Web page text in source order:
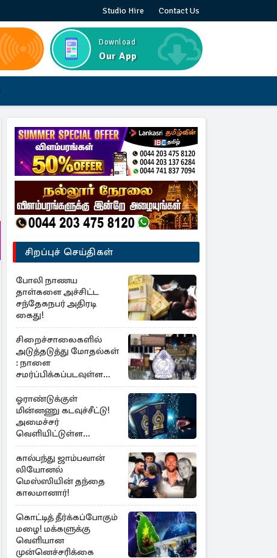
Studio Hire Contact Us
Download
Our App
சிறப்புச் செய்திகள்
போலி நாணய
தாள்களை அச்சிட்ட
சந்தேகநபர் அதிரடி
கைது!
சிறைச்சாலைகளில்
அடுத்தடுத்து மோதல்கள்
: நாளை
சமர்ப்பிக்கப்படவுள்ள
அறிக்கை
ஓராண்டுக்குள்
மின்னணு கடவுச்சீட்டு!
அமைச்சர்
வெளியிட்டுள்ள
அறிவிப்பு
கால்பந்து ஜாம்பவான்
லியோனல்
மெஸ்ஸியின் தந்தை
காலமானார்!
கொட்டித் தீர்க்கப்போகும்
மழை! மக்களுக்கு
வெளியான
முன்னெச்சரிக்கை